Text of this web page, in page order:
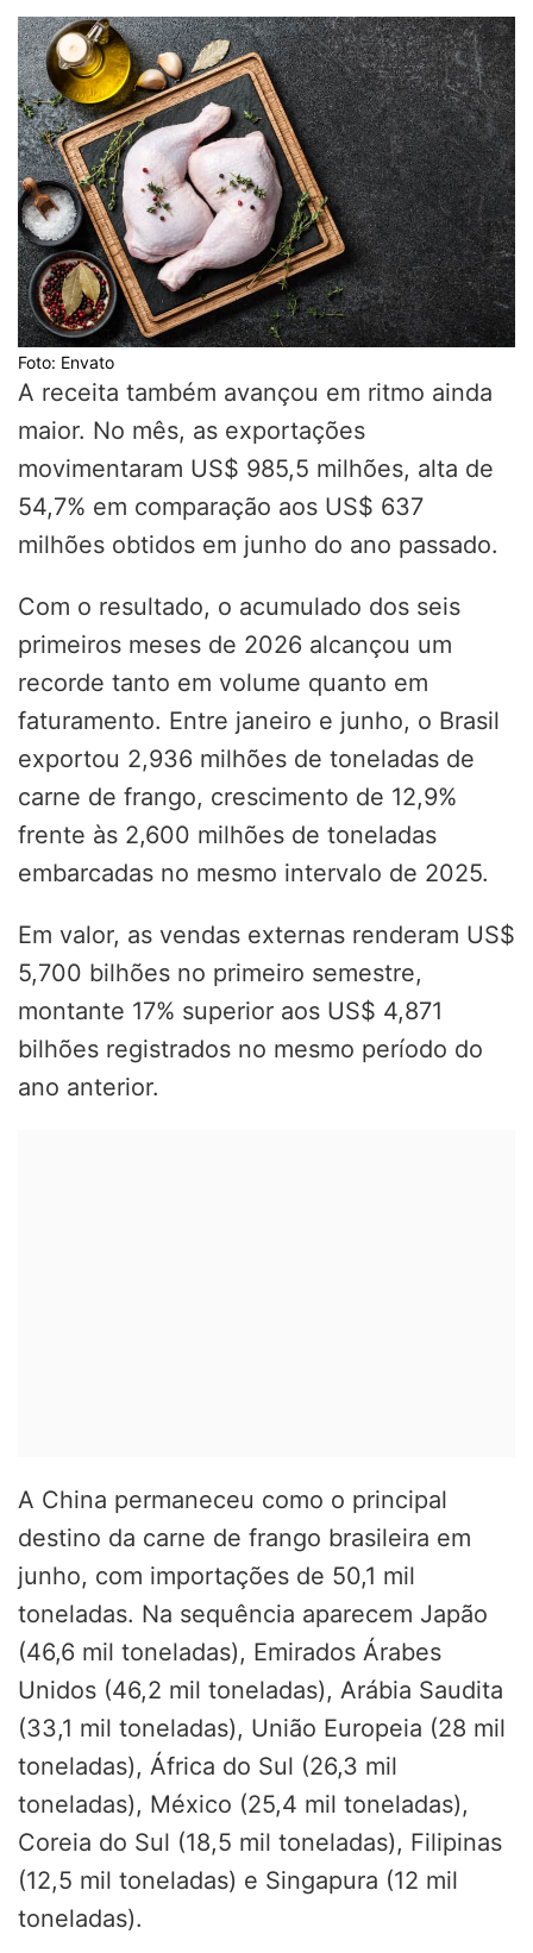
Foto: Envato
A receita também avançou em ritmo ainda
maior. No mês, as exportações
movimentaram US$ 985,5 milhões, alta de
54,7% em comparação aos US$ 637
milhões obtidos em junho do ano passado.
Com o resultado, o acumulado dos seis
primeiros meses de 2026 alcançou um
recorde tanto em volume quanto em
faturamento. Entre janeiro e junho, o Brasil
exportou 2,936 milhões de toneladas de
carne de frango, crescimento de 12,9%
frente às 2,600 milhões de toneladas
embarcadas no mesmo intervalo de 2025.
Em valor, as vendas externas renderam US$
5,700 bilhões no primeiro semestre,
montante 17% superior aos US$ 4,871
bilhões registrados no mesmo período do
ano anterior.
A China permaneceu como o principal
destino da carne de frango brasileira em
junho, com importações de 50,1 mil
toneladas. Na sequência aparecem Japão
(46,6 mil toneladas), Emirados Árabes
Unidos (46,2 mil toneladas), Arábia Saudita
(33,1 mil toneladas), União Europeia (28 mil
toneladas), África do Sul (26,3 mil
toneladas), México (25,4 mil toneladas),
Coreia do Sul (18,5 mil toneladas), Filipinas
(12,5 mil toneladas) e Singapura (12 mil
toneladas).